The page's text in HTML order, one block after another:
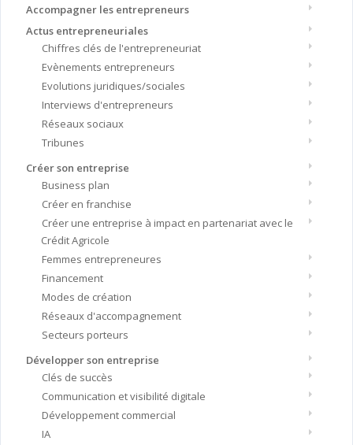
Accompagner les entrepreneurs
Actus entrepreneuriales
Chiffres clés de l'entrepreneuriat
Evènements entrepreneurs
Evolutions juridiques/sociales
Interviews d'entrepreneurs
Réseaux sociaux
Tribunes
Créer son entreprise
Business plan
Créer en franchise
Créer une entreprise à impact en partenariat avec le
Crédit Agricole
Femmes entrepreneures
Financement
Modes de création
Réseaux d'accompagnement
Secteurs porteurs
Développer son entreprise
Clés de succès
Communication et visibilité digitale
Développement commercial
IA